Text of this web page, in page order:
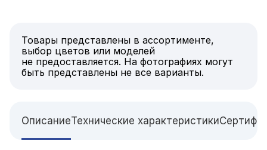
Товары представлены в ассортименте,
выбор цветов или моделей
не предоставляется. На фотографиях могут
быть представлены не все варианты.
ОписаниеТехнические характеристики